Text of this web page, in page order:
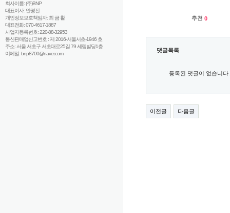
회사이름: (주)BNP
대표이사: 안영진
개인정보보호책임자: 최 금 활
대표전화: 070-4617-1887
사업자등록번호: 220-88-32953
통신판매업신고번호 : 제 2016-서울서초-1946 호
주소: 서울 서초구 서초대로25길 79 세림빌딩1층
이메일: bnp8700@naver.com
추천 0
댓글목록
등록된 댓글이 없습니다.
이전글 다음글